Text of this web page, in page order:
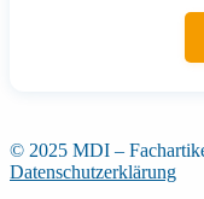
© 2025 MDI –
Datenschutzerklärung